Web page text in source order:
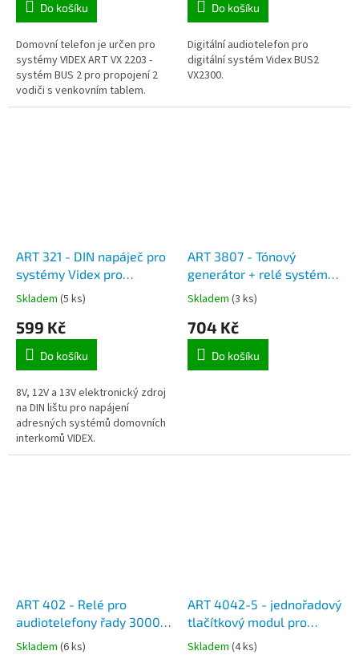
Do košíku
Domovní telefon je určen pro
systémy VIDEX ART VX 2203 -
systém BUS 2 pro propojení 2
vodiči s venkovním tablem.
Telefonní stanice pro digitální
Do košíku
Digitální audiotelefon pro
digitální systém Videx BUS2
VX2300.
ART 321 - DIN napáječ pro
systémy Videx pro
telefony, výstup 13V AC
Skladem (5 ks)
599 Kč
Do košíku
8V, 12V a 13V elektronický zdroj
na DIN lištu pro napájení
adresných systémů domovních
interkomů VIDEX.
ART 3807 - Tónový
generátor + relé systému
Videx 1+n pro utajení
Skladem (3 ks)
704 Kč
Do košíku
ART 402 - Relé pro
audiotelefony řady 3000
systému Videx BUS2 audio
VX2200
Skladem (6 ks)
ART 4042-5 - jednořadový
tlačítkový modul pro
jednotky ART 4284 a ART
4384, pro rámečky VIDEX
Skladem (4 ks)